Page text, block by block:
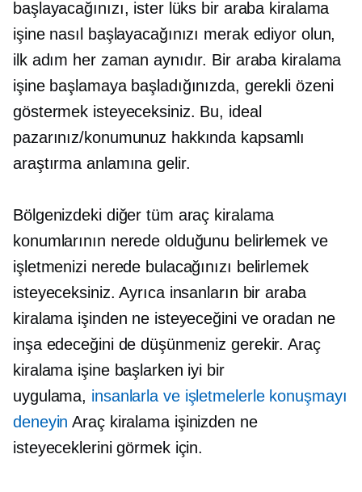
başlayacağınızı, ister lüks bir araba kiralama
işine nasıl başlayacağınızı merak ediyor olun,
ilk adım her zaman aynıdır. Bir araba kiralama
işine başlamaya başladığınızda, gerekli özeni
göstermek isteyeceksiniz. Bu, ideal
pazarınız/konumunuz hakkında kapsamlı
araştırma anlamına gelir.
Bölgenizdeki diğer tüm araç kiralama
konumlarının nerede olduğunu belirlemek ve
işletmenizi nerede bulacağınızı belirlemek
isteyeceksiniz. Ayrıca insanların bir araba
kiralama işinden ne isteyeceğini ve oradan ne
inşa edeceğini de düşünmeniz gerekir. Araç
kiralama işine başlarken iyi bir
uygulama, insanlarla ve işletmelerle konuşmayı
deneyin Araç kiralama işinizden ne
isteyeceklerini görmek için.